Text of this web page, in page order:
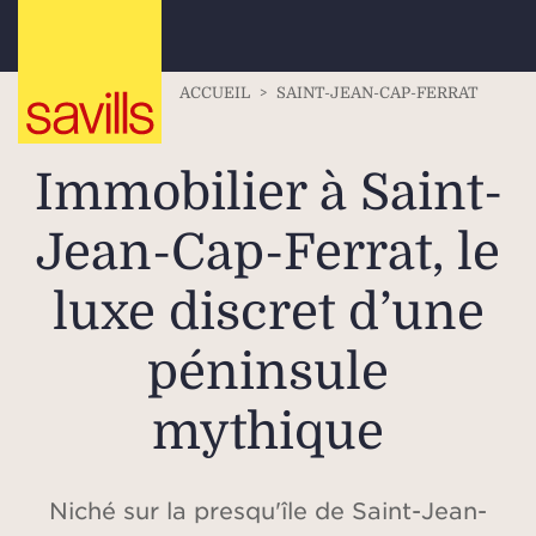
ACCUEIL > SAINT-JEAN-CAP-FERRAT
Immobilier à Saint-
Jean-Cap-Ferrat, le
luxe discret d’une
péninsule
mythique
Niché sur la presqu'île de Saint-Jean-